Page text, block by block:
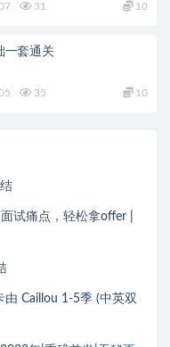
31 10
一套通关
35 10
试痛点，轻松拿offer |
由 Caillou 1-5季 (中英双